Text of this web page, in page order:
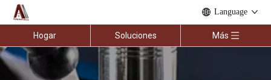
Language
Hogar Soluciones Más